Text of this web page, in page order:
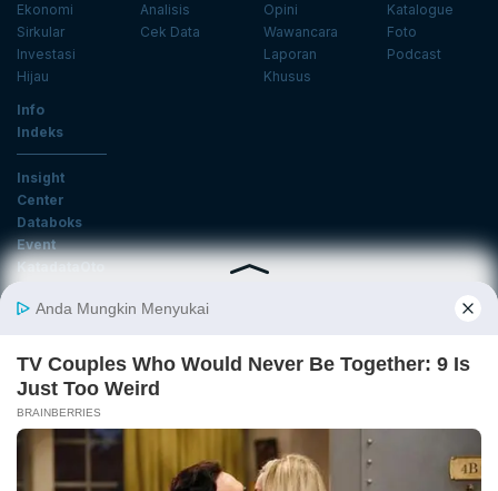
Ekonomi
Sirkular
Investasi
Hijau
Analisis
Cek Data
Opini
Wawancara
Laporan
Khusus
Katalogue
Foto
Podcast
Info
Indeks
Insight
Center
Databoks
Event
KatadataOto
Email
Daftar